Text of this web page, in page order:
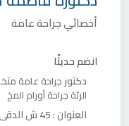
أخصائي جراحة عامة
انضم حديثًا
دكتور جراحة عامة
الرئةجراحة أورام المخ
العنوان :45 ش الدقي -ميدان الدقي- الدور الثالث